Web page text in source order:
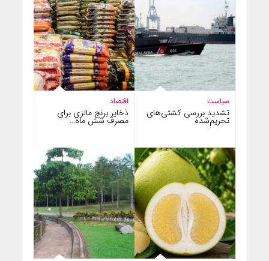
اقتصاد
ذخایر برنج مالزی برای
مصرف شش ماه…
سیاست
تشدید بررسی کشتی‌های
تحریم‌شده